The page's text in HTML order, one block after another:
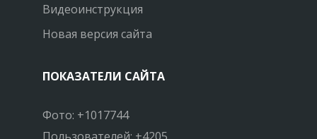
Видеоинструкция
Новая версия сайта
ПОКАЗАТЕЛИ САЙТА
Фото: +1017744